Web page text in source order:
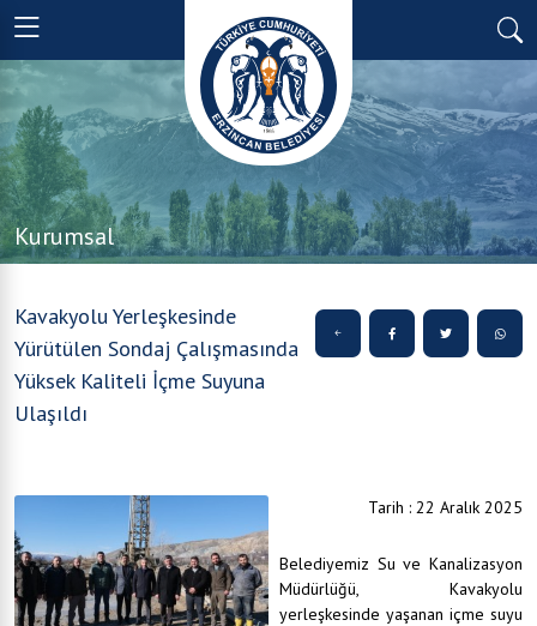
Kurumsal
Kavakyolu Yerleşkesinde
Yürütülen Sondaj Çalışmasında
Yüksek Kaliteli İçme Suyuna
Ulaşıldı
Tarih : 22 Aralık 2025
Belediyemiz Su ve Kanalizasyon
Müdürlüğü, Kavakyolu
yerleşkesinde yaşanan içme suyu